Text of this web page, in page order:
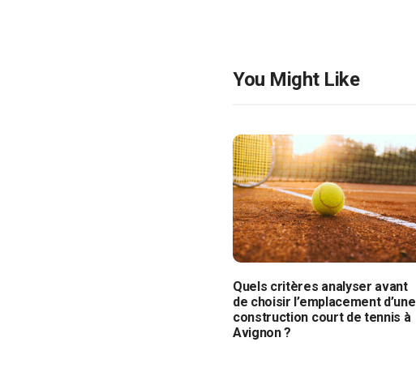
You Might Like
Quels critères analyser avant
de choisir l’emplacement d’une
construction court de tennis à
Avignon ?